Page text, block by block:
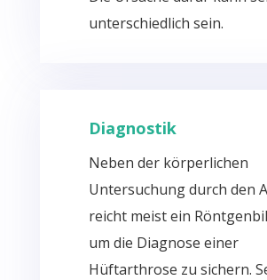
unterschiedlich sein.
Diagnostik
Neben der körperlichen
Untersuchung durch den
reicht meist ein
um die Diagnose einer
Hüftarthrose zu sichern.